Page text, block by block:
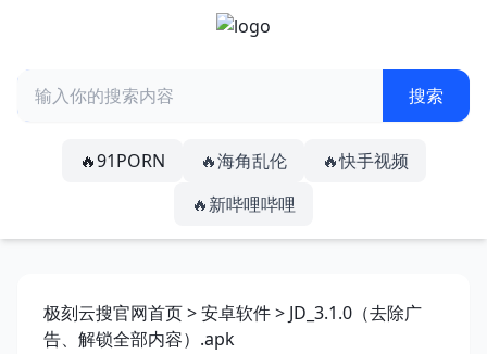
🔥91PORN 🔥海角乱伦
🔥快手视频
🔥新哔哩哔哩
极刻云搜官网首页>安卓软件> JD_3.1.0（去除广
告、解锁全部内容）.apk